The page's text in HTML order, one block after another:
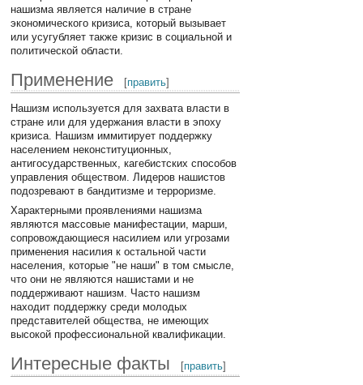
нашизма является наличие в стране
экономического кризиса, который вызывает
или усугубляет также кризис в социальной и
политической области.
Применение [править]
Нашизм используется для захвата власти в
стране или для удержания власти в эпоху
кризиса. Нашизм иммитирует поддержку
населением неконституционных,
антигосударственных, кагебистских способов
управления обществом. Лидеров нашистов
подозревают в бандитизме и терроризме.
Характерными проявлениями нашизма
являются массовые манифестации, марши,
сопровождающиеся насилием или угрозами
применения насилия к остальной части
населения, которые "не наши" в том смысле,
что они не являются нашистами и не
поддерживают нашизм. Часто нашизм
находит поддержку среди молодых
представителей общества, не имеющих
высокой профессиональной квалификации.
Интересные факты [править]